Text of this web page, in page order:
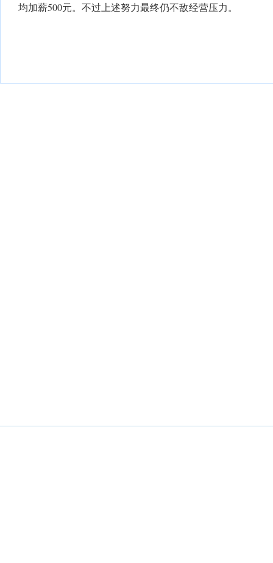
均加薪500元。不过上述努力最终仍不敌经营压力。